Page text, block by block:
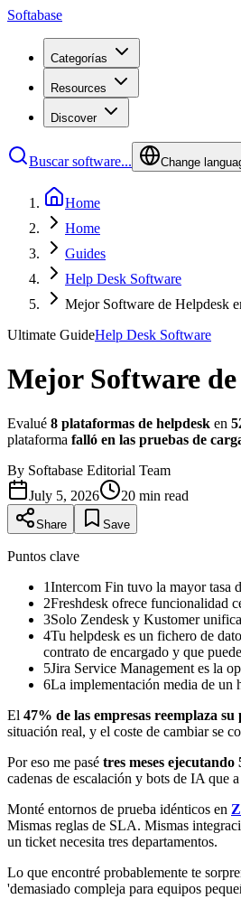
Softabase
Categorías
Resources
Discover
Buscar software... Change
Home
Home
Guides
Help Desk Software
Mejor Software de Helpdesk
Ultimate GuideHelp Desk Software
Mejor Software
Evalué 8 plataformas de helpdesk en
plataforma falló en las pruebas de
By Softabase Editorial Team
July 5, 2026
20 min read
Share Save
Puntos clave
1Intercom Fin tuvo la mayor tasa
2Freshdesk ofrece funcionalidad
3Solo Zendesk y Kustomer
4Tu helpdesk es un fichero de
contrato de encargado y que
5Jira Service Management es la
6La implementación media de un
El 47% de las empresas reemplaza
situación real, y el coste de cambiar se
Por eso me pasé tres meses
cadenas de escalación y bots de IA que
Monté entornos de prueba idénticos en
Mismas reglas de SLA. Mismas
un ticket necesita tres departamentos.
Lo que encontré probablemente te
'demasiado compleja para equipos